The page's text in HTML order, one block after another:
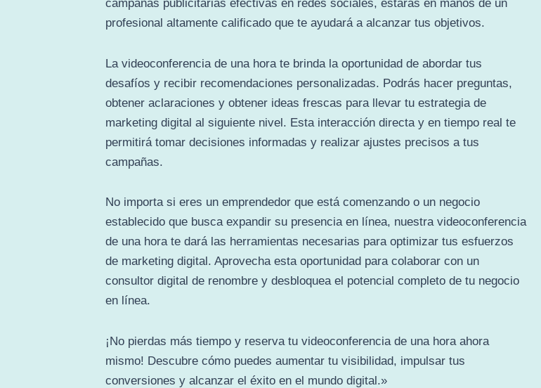
campañas publicitarias efectivas en redes sociales, estarás en manos de un
profesional altamente calificado que te ayudará a alcanzar tus objetivos.
La videoconferencia de una hora te brinda la oportunidad de abordar tus
desafíos y recibir recomendaciones personalizadas. Podrás hacer preguntas,
obtener aclaraciones y obtener ideas frescas para llevar tu estrategia de
marketing digital al siguiente nivel. Esta interacción directa y en tiempo real te
permitirá tomar decisiones informadas y realizar ajustes precisos a tus
campañas.
No importa si eres un emprendedor que está comenzando o un negocio
establecido que busca expandir su presencia en línea, nuestra videoconferencia
de una hora te dará las herramientas necesarias para optimizar tus esfuerzos
de marketing digital. Aprovecha esta oportunidad para colaborar con un
consultor digital de renombre y desbloquea el potencial completo de tu negocio
en línea.
¡No pierdas más tiempo y reserva tu videoconferencia de una hora ahora
mismo! Descubre cómo puedes aumentar tu visibilidad, impulsar tus
conversiones y alcanzar el éxito en el mundo digital.»